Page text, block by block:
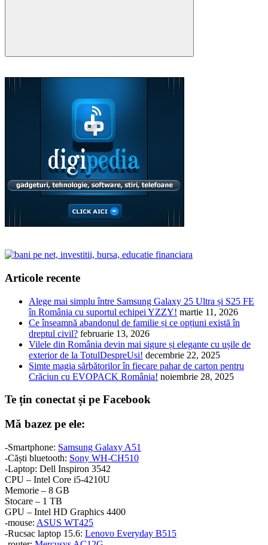
Search
Articole recente
Alege mai simplu între Samsung Galaxy 25 Ultra și S25 FE
în România cu suportul echipei YZZY! martie 11, 2026
Ce înseamnă abandonul de familie și ce opțiuni există în
dreptul civil? februarie 13, 2026
Vilele din România devin mai sigure și elegante cu ușile de
exterior de la TotulDespreUsi! decembrie 22, 2025
Simte magia sărbătorilor în fiecare pahar de carton pentru
Crăciun cu EVOPACK România! noiembrie 28, 2025
Te țin conectat și pe Facebook
Mă bazez pe ele:
-Smartphone: Samsung Galaxy A51
-Căști bluetooth: Sony WH-CH510
-Laptop: Dell Inspiron 3542
CPU – Intel Core i5-4210U
Memorie – 8 GB
Stocare – 1 TB
GPU – Intel HD Graphics 4400
-mouse: ASUS WT425
-Rucsac laptop 15.6: Lenovo Everyday B515